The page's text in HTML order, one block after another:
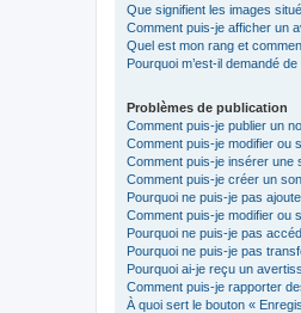
Que signifient les images
Comment puis-je afficher un
Quel est mon rang et
Pourquoi m’est-il demandé
Problèmes de publication
Comment puis-je publier un
Comment puis-je modifier ou
Comment puis-je insérer une
Comment puis-je créer un
Pourquoi ne puis-je pas
Comment puis-je modifier ou
Pourquoi ne puis-je pas
Pourquoi ne puis-je pas
Pourquoi ai-je reçu un
Comment puis-je rapporter
À quoi sert le bouton «